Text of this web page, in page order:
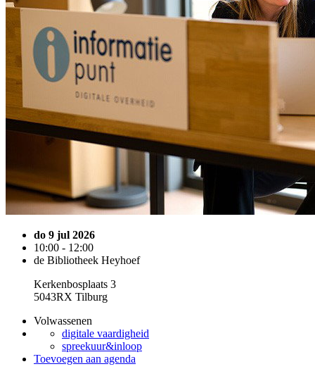
do 9 jul 2026
10:00 - 12:00
de Bibliotheek Heyhoef
Kerkenbosplaats 3
5043RX Tilburg
Volwassenen
digitale vaardigheid
spreekuur&inloop
Toevoegen aan agenda